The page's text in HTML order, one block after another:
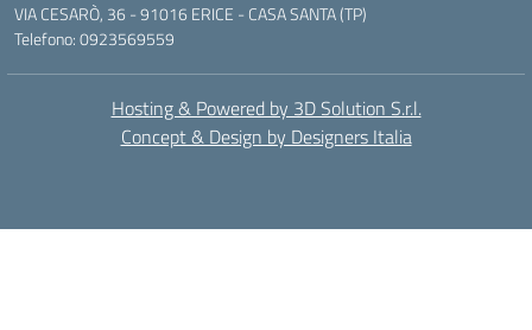
VIA CESARÒ, 36 - 91016 ERICE - CASA SANTA (TP)
Telefono: 0923569559
Hosting & Powered by 3D Solution S.r.l.
Concept & Design by Designers Italia